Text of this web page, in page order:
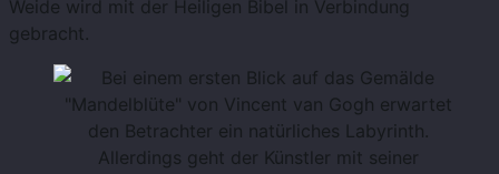
Weide wird mit der Heiligen Bibel in Verbindung
gebracht.